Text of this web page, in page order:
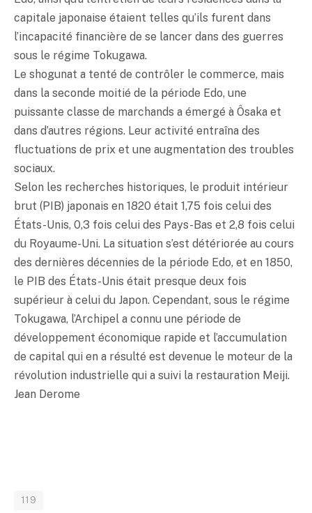
capitale japonaise étaient telles qu’ils furent dans
l’incapacité financière de se lancer dans des guerres
sous le régime Tokugawa.
Le shogunat a tenté de contrôler le commerce, mais
dans la seconde moitié de la période Edo, une
puissante classe de marchands a émergé à Ôsaka et
dans d’autres régions. Leur activité entraîna des
fluctuations de prix et une augmentation des troubles
sociaux.
Selon les recherches historiques, le produit intérieur
brut (PIB) japonais en 1820 était 1,75 fois celui des
États-Unis, 0,3 fois celui des Pays-Bas et 2,8 fois celui
du Royaume-Uni. La situation s’est détériorée au cours
des dernières décennies de la période Edo, et en 1850,
le PIB des États-Unis était presque deux fois
supérieur à celui du Japon. Cependant, sous le régime
Tokugawa, l’Archipel a connu une période de
développement économique rapide et l’accumulation
de capital qui en a résulté est devenue le moteur de la
révolution industrielle qui a suivi la restauration Meiji.
Jean Derome
119